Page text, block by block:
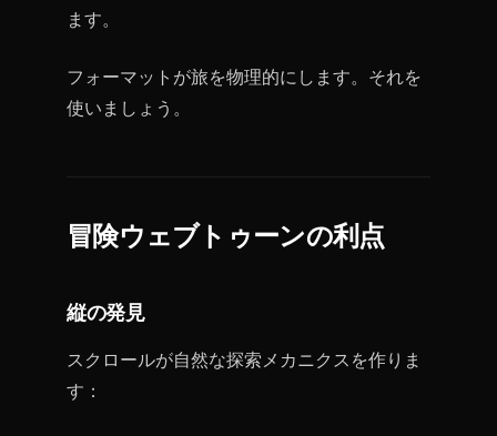
ます。
フォーマットが旅を物理的にします。それを
使いましょう。
冒険ウェブトゥーンの利点
縦の発見
スクロールが自然な探索メカニクスを作りま
す：